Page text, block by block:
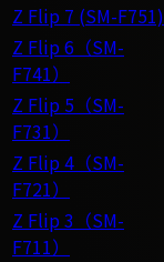
Z Flip 7 (SM-F751)
Z Flip 6（SM-
F741）
Z Flip 5（SM-
F731）
Z Flip 4（SM-
F721）
Z Flip 3（SM-
F711）